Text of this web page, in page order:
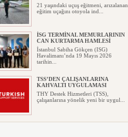
21 yaşındaki uçuş eğitmeni, arızalanan
eğitim uçağını otoyola ind...
İSG TERMİNAL MEMURLARININ
CAN KURTARMA HAMLESİ
İstanbul Sabiha Gökçen (ISG)
Havalimanı’nda 19 Mayıs 2026
tarihin...
TSS’DEN ÇALIŞANLARINA
KAHVALTI UYGULAMASI
THY Destek Hizmetleri (TSS),
çalışanlarına yönelik yeni bir uygul...
AJET’TEN YURT İÇİ